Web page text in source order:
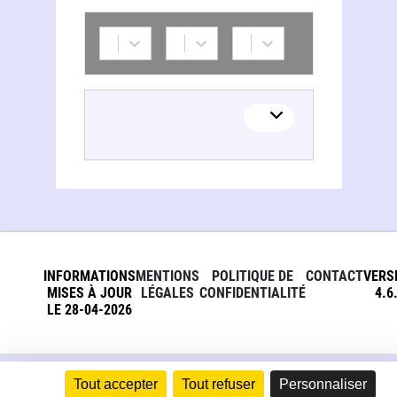
Tout accepter Tout refuser Personnaliser
INFORMATIONS
MISES À JOUR
LE 28-04-2026
MENTIONS
LÉGALES
POLITIQUE DE
CONFIDENTIALITÉ
CONTACT